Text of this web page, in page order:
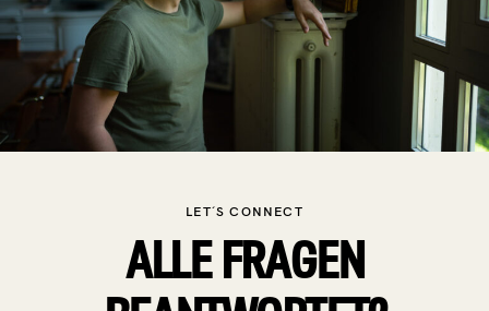
LET´S CONNECT
ALLE FRAGEN